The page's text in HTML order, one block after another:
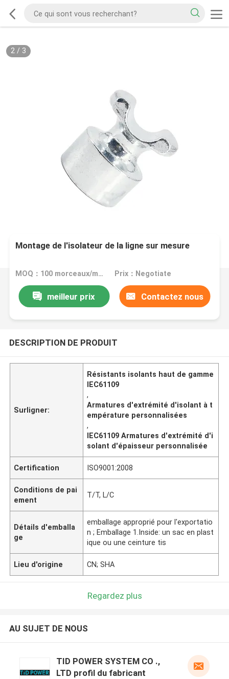
2/ 3
Montage de l'isolateur de la ligne sur mesure
MOQ：100 morceaux/morceaux Prix：Negotiate
meilleur prix Contactez nous
DESCRIPTION DE PRODUIT
Surligner:
Résistants isolants haut de gamme
IEC61109
,
Armatures d'extrémité d'isolant à t
empérature personnalisées
,
IEC61109 Armatures d'extrémité d'i
solant d'épaisseur personnalisée
Certification ISO9001:2008
Conditions de pai
ement
T/T, L/C
Détails d'emballa
ge
emballage approprié pour l'exportatio
n ; Emballage 1.Inside: un sac en plast
ique ou une ceinture tis
Lieu d'origine CN; SHA
Regardez plus
AU SUJET DE NOUS
TID POWER SYSTEM CO .,
LTD profil du fabricant